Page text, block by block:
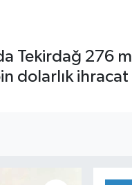
Tekirdağ 276
dolarlık